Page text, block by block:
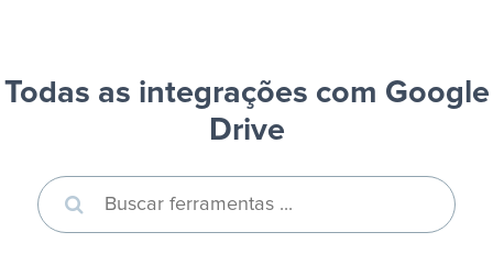
Todas as integrações com Google
Drive